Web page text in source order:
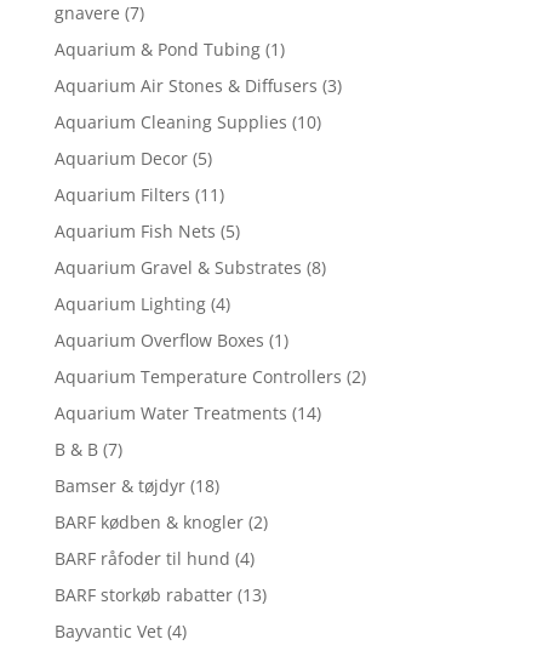
gnavere (7)
Aquarium & Pond Tubing (1)
Aquarium Air Stones & Diffusers (3)
Aquarium Cleaning Supplies (10)
Aquarium Decor (5)
Aquarium Filters (11)
Aquarium Fish Nets (5)
Aquarium Gravel & Substrates (8)
Aquarium Lighting (4)
Aquarium Overflow Boxes (1)
Aquarium Temperature Controllers (2)
Aquarium Water Treatments (14)
B & B (7)
Bamser & tøjdyr (18)
BARF kødben & knogler (2)
BARF råfoder til hund (4)
BARF storkøb rabatter (13)
Bayvantic Vet (4)